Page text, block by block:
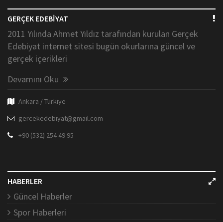
GERÇEK EDEBİYAT
2011 Yılında Ahmet Yıldız tarafından kurulan Gerçek
Edebiyat internet sitesi bugün okurlarına güncel ve
gerçek içerikleri
Devamını Oku
Ankara / Türkiye
gercekedebiyat@gmail.com
+90 (532) 254 49 95
HABERLER
Güncel Haberler
Spor Haberleri